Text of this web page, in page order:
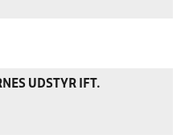
UDSTYR IFT.